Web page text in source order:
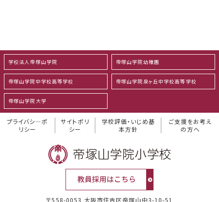
学校法人帝塚山学院 帝塚山学院幼稚園
帝塚山学院中学校高等学校 帝塚山学院泉ヶ丘中学校高等学校
帝塚山学院大学
プライバシ―ポ
リシー
サイトポリ
シー
学校評価・いじめ基
本方針
ご支援をお考え
の方へ
〒558-0053 大阪市住吉区帝塚山中3-10-51